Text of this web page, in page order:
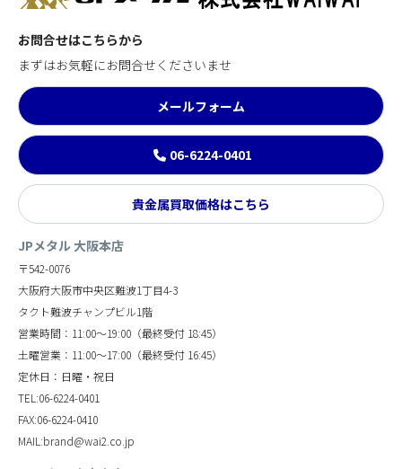
お問合せはこちらから
まずはお気軽にお問合せくださいませ
メールフォーム
06-6224-0401
貴金属買取価格はこちら
JPメタル 大阪本店
〒542-0076
大阪府大阪市中央区難波1丁目4-3
タクト難波チャンプビル1階
営業時間：11:00～19:00（最終受付 18:45）
土曜営業：11:00～17:00（最終受付 16:45）
定休日：日曜・祝日
TEL:06-6224-0401
FAX:06-6224-0410
MAIL:brand@wai2.co.jp